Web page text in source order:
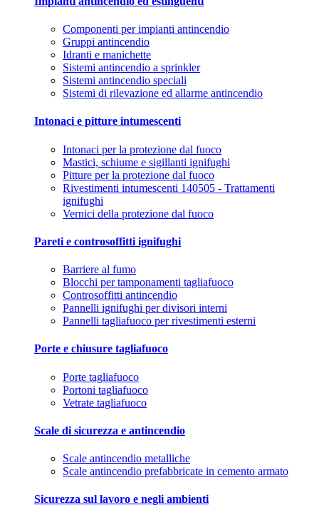
Componenti per impianti antincendio
Gruppi antincendio
Idranti e manichette
Sistemi antincendio a sprinkler
Sistemi antincendio speciali
Sistemi di rilevazione ed allarme antincendio
Intonaci e pitture intumescenti
Intonaci per la protezione dal fuoco
Mastici, schiume e sigillanti ignifughi
Pitture per la protezione dal fuoco
Rivestimenti intumescenti 140505 - Trattamenti
ignifughi
Vernici della protezione dal fuoco
Pareti e controsoffitti ignifughi
Barriere al fumo
Blocchi per tamponamenti tagliafuoco
Controsoffitti antincendio
Pannelli ignifughi per divisori interni
Pannelli tagliafuoco per rivestimenti esterni
Porte e chiusure tagliafuoco
Porte tagliafuoco
Portoni tagliafuoco
Vetrate tagliafuoco
Scale di sicurezza e antincendio
Scale antincendio metalliche
Scale antincendio prefabbricate in cemento armato
Sicurezza sul lavoro e negli ambienti